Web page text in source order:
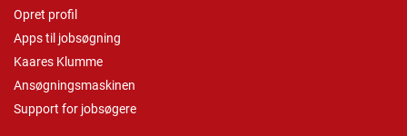
Opret profil
Apps til jobsøgning
Kaares Klumme
Ansøgningsmaskinen
Support for jobsøgere